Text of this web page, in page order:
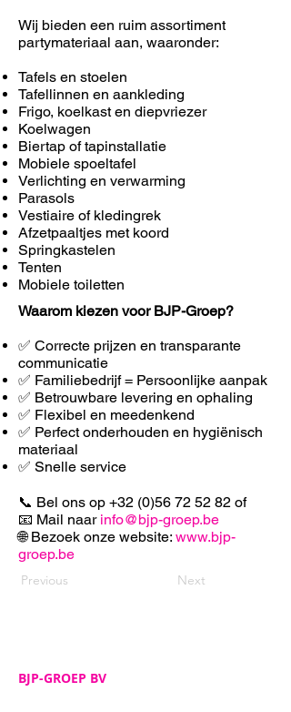
Wij bieden een ruim assortiment
partymateriaal aan, waaronder:
Tafels en stoelen
Tafellinnen en aankleding
Frigo, koelkast en diepvriezer
Koelwagen
Biertap of tapinstallatie
Mobiele spoeltafel
Verlichting en verwarming
Parasols
Vestiaire of kledingrek
Afzetpaaltjes met koord
Springkastelen
Tenten
Mobiele toiletten
Waarom kiezen voor BJP-Groep?
✅ Correcte prijzen en transparante
communicatie
✅ Familiebedrijf = Persoonlijke aanpak
✅ Betrouwbare levering en ophaling
✅ Flexibel en meedenkend
✅ Perfect onderhouden en hygiënisch
materiaal
✅ Snelle service
📞 Bel ons op +32 (0)56 72 52 82 of
📧 Mail naar info@bjp-groep.be
🌐 Bezoek onze website: www.bjp-
groep.be
Previous Next
BJP-GROEP BV